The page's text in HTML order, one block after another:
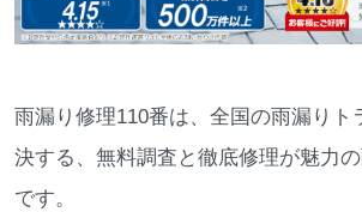
雨漏り修理110番は、全国の雨漏りト
決する、無料調査と徹底修理が魅力
です。